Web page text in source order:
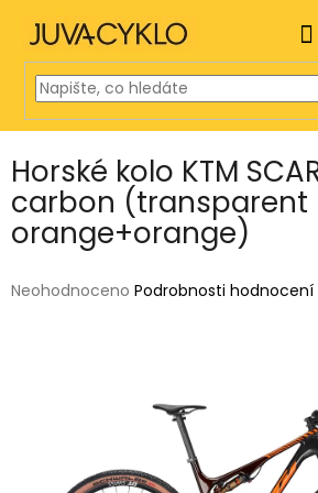
obsah
Horské kolo KTM
carbon (transparent
orange+orange)
Průměrné
Neohodnoceno Podrobnosti hodnocení